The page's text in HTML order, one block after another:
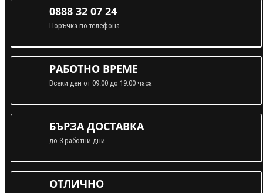
0888 32 07 24
Поръчка по телефона
РАБОТНО ВРЕМЕ
Всеки ден от 09:00 до 19:00 часа
БЪРЗА ДОСТАВКА
до 3 работни дни
ОТЛИЧНО